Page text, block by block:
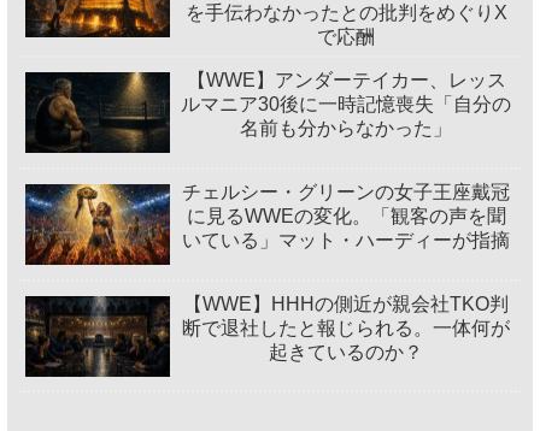
を手伝わなかったとの批判をめぐりX
で応酬
【WWE】アンダーテイカー、レッス
ルマニア30後に一時記憶喪失「自分の
名前も分からなかった」
チェルシー・グリーンの女子王座戴冠
に見るWWEの変化。「観客の声を聞
いている」マット・ハーディーが指摘
【WWE】HHHの側近が親会社TKO判
断で退社したと報じられる。一体何が
起きているのか？